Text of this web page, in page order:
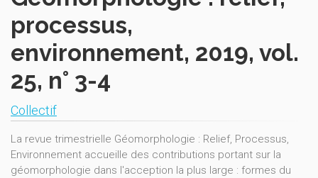
processus,
environnement, 2019, vol.
25, n° 3-4
Collectif
La revue trimestrielle Géomorphologie : Relief, Processus,
Environnement accueille des contributions portant sur la
géomorphologie dans l'acception la plus large : formes du